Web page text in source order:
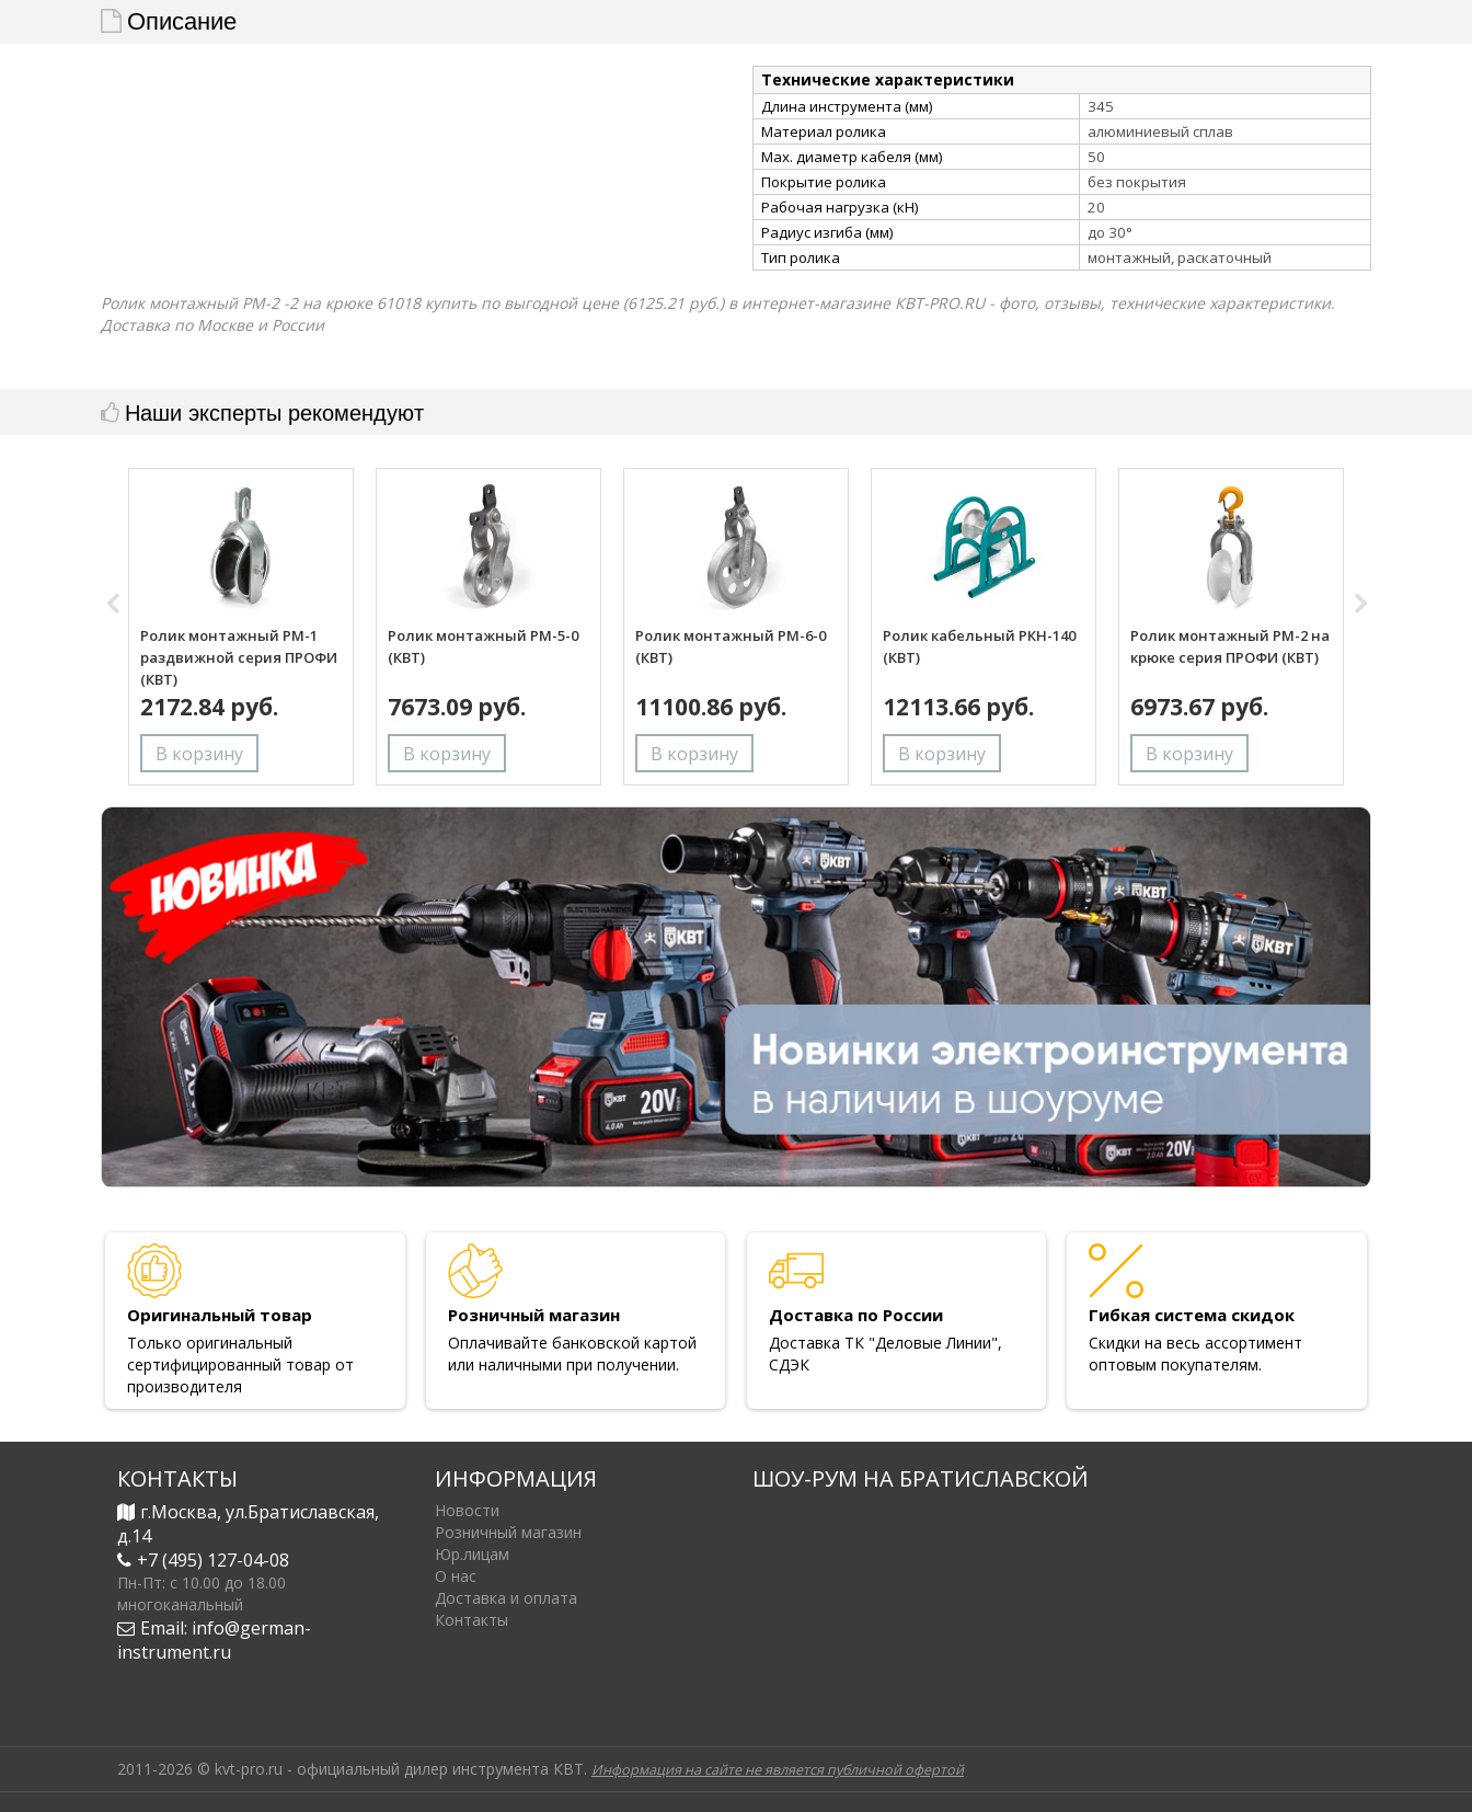
Описание
Технические характеристики
Длина инструмента (мм)
345
Материал ролика
алюминиевый сплав
Мах. диаметр кабеля (мм)
50
Покрытие ролика
без покрытия
Рабочая нагрузка (кН)
20
Радиус изгиба (мм)
до 30°
Тип ролика
монтажный, раскаточный
Ролик монтажный РМ-2 -2 на крюке 61018 купить по выгодной цене (6125.21 руб.) в интернет-магазине КВТ-PRO.RU - фото, отзывы, технические характеристики.
Доставка по Москве и России
Наши эксперты рекомендуют
Ролик монтажный РМ-1
раздвижной серия ПРОФИ
(КВТ)
2172.84 руб.
Ролик монтажный РМ-5-0
(КВТ)
7673.09 руб.
Ролик монтажный РМ-6-0
(КВТ)
11100.86 руб.
Ролик кабельный РКН-140
(КВТ)
12113.66 руб.
Ролик монтажный РМ-2 на
крюке серия ПРОФИ (КВТ)
6973.67 руб.
Оригинальный товар
Только оригинальный
сертифицированный товар от
производителя
Розничный магазин
Оплачивайте банковской картой
или наличными при получении.
Доставка по России
Доставка ТК "Деловые Линии",
СДЭК
Гибкая система скидок
Скидки на весь ассортимент
оптовым покупателям.
КОНТАКТЫ
г.Москва, ул.Братиславская,
д.14
+7 (495) 127-04-08
Пн-Пт: c 10.00 до 18.00
многоканальный
Email: info@german-
instrument.ru
ИНФОРМАЦИЯ
Новости
Розничный магазин
Юр.лицам
О нас
Доставка и оплата
Контакты
ШОУ-РУМ НА БРАТИСЛАВСКОЙ
2011-2026 © kvt-pro.ru - официальный дилер инструмента КВТ. Информация на сайте не является публичной офертой